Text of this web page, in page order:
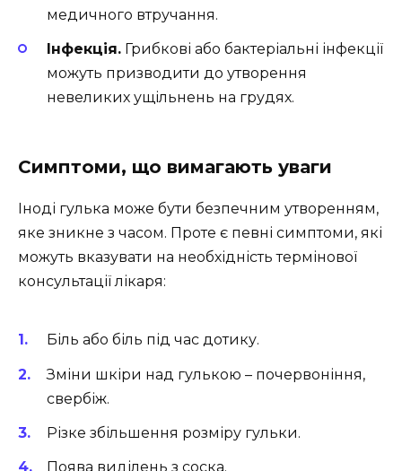
медичного втручання.
Інфекція. Грибкові або бактеріальні інфекції
можуть призводити до утворення
невеликих ущільнень на грудях.
Симптоми, що вимагають уваги
Іноді гулька може бути безпечним утворенням,
яке зникне з часом. Проте є певні симптоми, які
можуть вказувати на необхідність термінової
консультації лікаря:
Біль або біль під час дотику.
Зміни шкіри над гулькою – почервоніння,
свербіж.
Різке збільшення розміру гульки.
Поява виділень з соска.